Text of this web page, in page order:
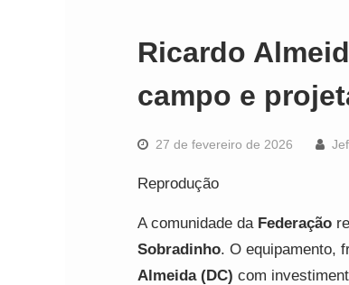
Ricardo
campo e
27 de fevereiro de 2026
Reprodução
A comunidade da Federação
Sobradinho. O equipamento,
Almeida (DC) com